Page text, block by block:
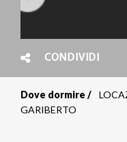
CONDIVIDI
Briciole
Dove dormire
GARIBERTO